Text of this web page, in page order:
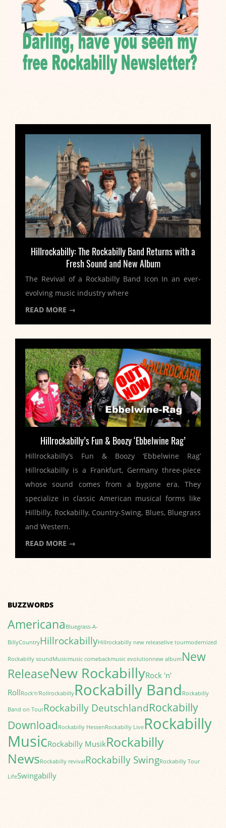
Hillrockabilly: The Rockabilly Band Returns with a
Fresh Sound and New Album
The Revival of a Rockabilly Band Icon In an ever-
evolving music industry where
READ MORE →
Hillrockabilly’s Fun & Boozy ‘Ebbelwine Rag’
Hillrockabilly’s Fun & Boozy ‘Ebbelwine Rag’
Hillrockabilly is a Frankfurt, Germany three-piece
whose sound comes from a bygone era. They
specialize in classic American musical forms like
Hillbilly, Rockabilly, Country-Swing, Blues, Bluegrass
and Western.
READ MORE →
BUZZWORDS
Americana Bluegrass-A-
BillyCountryHillrockabillyHillrockabilly new releaselive tourmodernized
Rockabilly soundMusicmusic comebackmusic evolutionnew albumNew
ReleaseNew RockabillyRock 'n'
RollRock'n'RollrockabillyRockabilly Band Rockabilly
Band on TourRockabilly DeutschlandRockabilly
Download Rockabilly HessenRockabilly LiveRockabilly
MusicRockabilly MusikRockabilly
NewsRockabilly revivalRockabilly SwingRockabilly Tour
LifeSwingabilly